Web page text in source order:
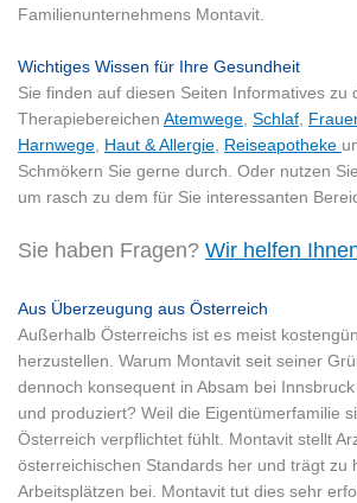
Familienunternehmens Montavit.
Wichtiges Wissen für Ihre Gesundheit
Sie finden auf diesen Seiten Informatives zu
Therapiebereichen Atemwege, Schlaf,
Harnwege, Haut & Allergie, Reiseapotheke
Schmökern Sie gerne durch. Oder nutzen
um rasch zu dem für Sie interessanten
Sie haben Fragen? Wir helfen
Aus Überzeugung aus Österreich
Außerhalb Österreichs ist es meist
herzustellen. Warum Montavit seit seiner
dennoch konsequent in Absam bei
und produziert? Weil die Eigentümerfamilie
Österreich verpflichtet fühlt. Montavit stellt
österreichischen Standards her und trägt zu
Arbeitsplätzen bei. Montavit tut dies sehr